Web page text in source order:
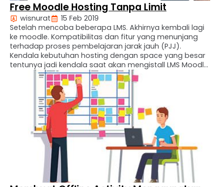
Free Moodle Hosting Tanpa Limit
wisnurat
15 Feb 2019
Setelah mencoba beberapa LMS. Akhirnya kembali lagi
ke moodle. Kompatibilitas dan fitur yang menunjang
terhadap proses pembelajaran jarak jauh (PJJ).
Kendala kebutuhan hosting dengan space yang besar
tentunya jadi kendala saat akan mengistall LMS Moodle.
Tidak hanya itu saja. Karena akan diakses banyak
siswa, kebutuhan bandwidth-nya pun perlu
dipertimbangkan. Free Moodel Hosting Tantpa Limit
Sahabat …